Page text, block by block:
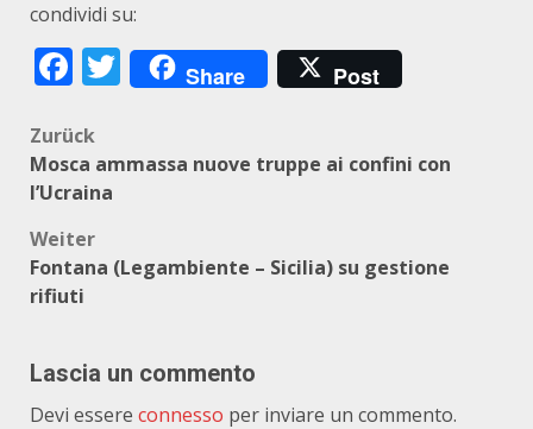
condividi su:
Facebook
Twitter
Share Post
Beitragsnavigation
Zurück
Mosca ammassa nuove truppe ai confini con
l’Ucraina
Weiter
Fontana (Legambiente – Sicilia) su gestione
rifiuti
Lascia un commento
Devi essere connesso per inviare un commento.